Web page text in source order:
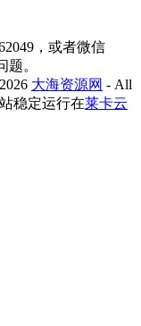
，或者微信
题。
大海资源网 - All
稳定运行在莱卡云